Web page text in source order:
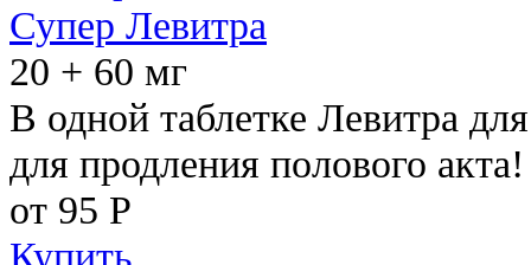
Супер Левитра
20 + 60 мг
В одной таблетке Левитра
для продления полового акта!
от 95 Р
Купить